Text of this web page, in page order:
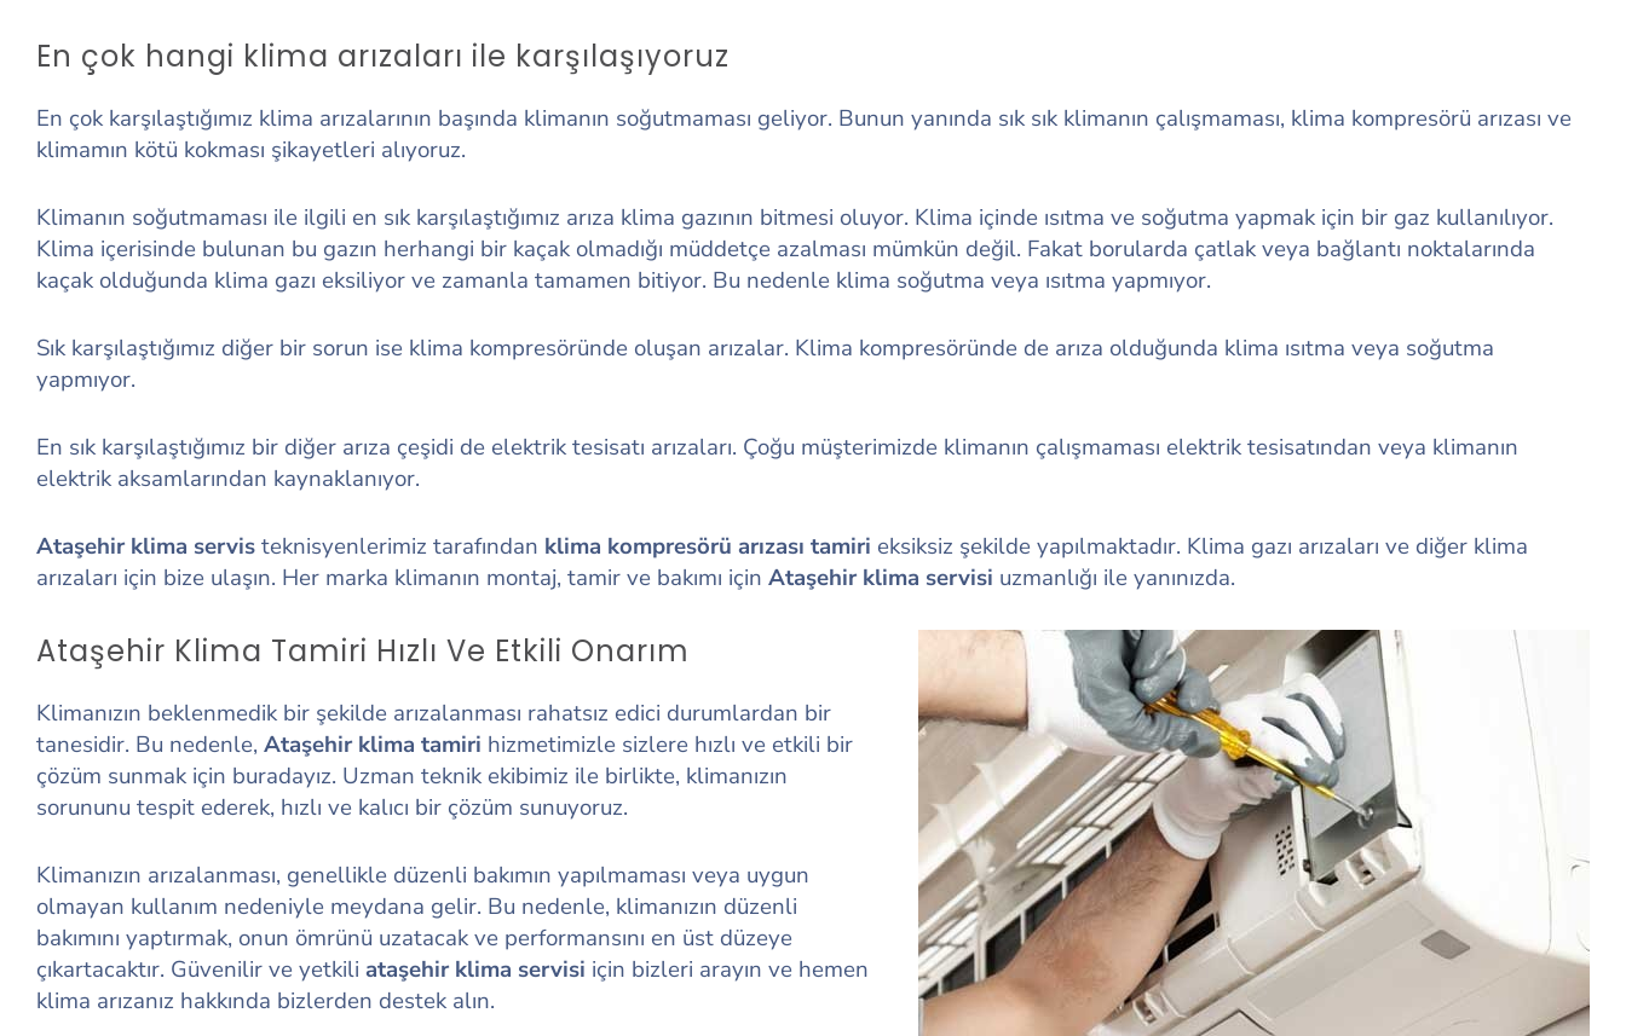
En çok hangi klima arızaları ile karşılaşıyoruz
En çok karşılaştığımız klima arızalarının başında klimanın soğutmaması geliyor. Bunun yanında sık sık klimanın çalışmaması, klima kompresörü arızası ve
klimamın kötü kokması şikayetleri alıyoruz.
Klimanın soğutmaması ile ilgili en sık karşılaştığımız arıza klima gazının bitmesi oluyor. Klima içinde ısıtma ve soğutma yapmak için bir gaz kullanılıyor.
Klima içerisinde bulunan bu gazın herhangi bir kaçak olmadığı müddetçe azalması mümkün değil. Fakat borularda çatlak veya bağlantı noktalarında
kaçak olduğunda klima gazı eksiliyor ve zamanla tamamen bitiyor. Bu nedenle klima soğutma veya ısıtma yapmıyor.
Sık karşılaştığımız diğer bir sorun ise klima kompresöründe oluşan arızalar. Klima kompresöründe de arıza olduğunda klima ısıtma veya soğutma
yapmıyor.
En sık karşılaştığımız bir diğer arıza çeşidi de elektrik tesisatı arızaları. Çoğu müşterimizde klimanın çalışmaması elektrik tesisatından veya klimanın
elektrik aksamlarından kaynaklanıyor.
Ataşehir klima servisteknisyenlerimiz tarafından klima kompresörü arızası tamiri eksiksiz şekilde yapılmaktadır. Klima gazı arızaları ve diğer klima
arızaları için bize ulaşın. Her marka klimanın montaj, tamir ve bakımı için Ataşehir klima servisi uzmanlığı ile yanınızda.
Ataşehir Klima Tamiri Hızlı Ve Etkili Onarım
Klimanızın beklenmedik bir şekilde arızalanması rahatsız edici durumlardan bir
tanesidir. Bu nedenle, Ataşehir klima tamiri hizmetimizle sizlere hızlı ve etkili bir
çözüm sunmak için buradayız. Uzman teknik ekibimiz ile birlikte, klimanızın
sorununu tespit ederek, hızlı ve kalıcı bir çözüm sunuyoruz.
Klimanızın arızalanması, genellikle düzenli bakımın yapılmaması veya uygun
olmayan kullanım nedeniyle meydana gelir. Bu nedenle, klimanızın düzenli
bakımını yaptırmak, onun ömrünü uzatacak ve performansını en üst düzeye
çıkartacaktır. Güvenilir ve yetkili ataşehir klima servisi için bizleri arayın ve hemen
klima arızanız hakkında bizlerden destek alın.